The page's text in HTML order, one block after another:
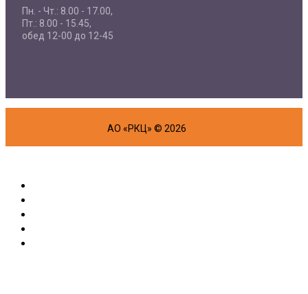
Пн. - Чт.: 8.00 - 17.00,
Пт.: 8.00 - 15.45,
обед 12-00 до 12-45
АО «РКЦ» © 2026